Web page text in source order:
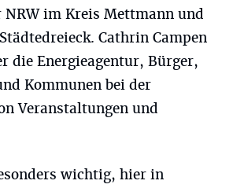
NRW im Kreis Mettmann und
Cathrin Campen
die Energieagentur, Bürger,
Kommunen bei der
Veranstaltungen und
wichtig, hier in